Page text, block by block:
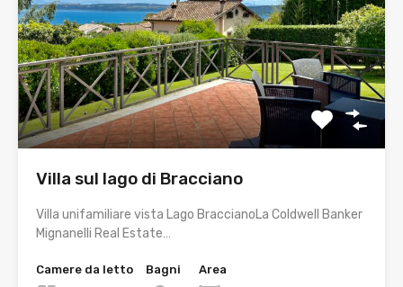
Villa sul lago di Bracciano
Villa unifamiliare vista Lago BraccianoLa Coldwell Banker
Mignanelli Real Estate…
Camere da letto
Bagni
Area